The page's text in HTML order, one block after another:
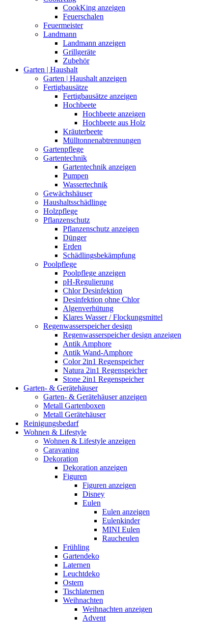
CookKing anzeigen
Feuerschalen
Feuermeister
Landmann
Landmann anzeigen
Grillgeräte
Zubehör
Garten | Haushalt
Garten | Haushalt anzeigen
Fertigbausätze
Fertigbausätze anzeigen
Hochbeete
Hochbeete anzeigen
Hochbeete aus Holz
Kräuterbeete
Mülltonnenabtrennungen
Gartenpflege
Gartentechnik
Gartentechnik anzeigen
Pumpen
Wassertechnik
Gewächshäuser
Haushaltsschädlinge
Holzpflege
Pflanzenschutz
Pflanzenschutz anzeigen
Dünger
Erden
Schädlingsbekämpfung
Poolpflege
Poolpflege anzeigen
pH-Regulierung
Chlor Desinfektion
Desinfektion ohne Chlor
Algenverhütung
Klares Wasser / Flockungsmittel
Regenwasserspeicher design
Regenwasserspeicher design anzeigen
Antik Amphore
Antik Wand-Amphore
Color 2in1 Regenspeicher
Natura 2in1 Regenspeicher
Stone 2in1 Regenspeicher
Garten- & Gerätehäuser
Garten- & Gerätehäuser anzeigen
Metall Gartenboxen
Metall Gerätehäuser
Reinigungsbedarf
Wohnen & Lifestyle
Wohnen & Lifestyle anzeigen
Caravaning
Dekoration
Dekoration anzeigen
Figuren
Figuren anzeigen
Disney
Eulen
Eulen anzeigen
Eulenkinder
MINI Eulen
Raucheulen
Frühling
Gartendeko
Laternen
Leuchtdeko
Ostern
Tischlaternen
Weihnachten
Weihnachten anzeigen
Advent